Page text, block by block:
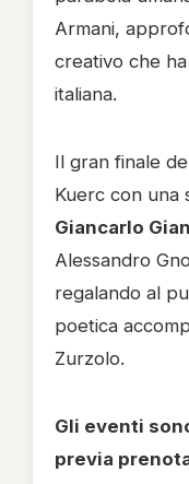
Armani,
creativo che
italiana.
Il gran finale
Kuerc con una
Giancarlo
Alessandro
regalando al
poetica
Zurzolo.
Gli eventi
previa